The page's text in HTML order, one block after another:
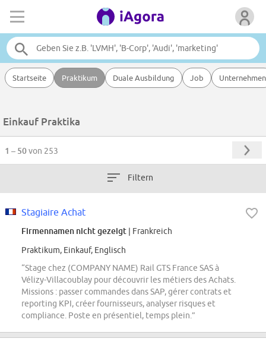
Startseite Praktikum Duale Ausbildung Job Unternehmen
Einkauf Praktika
1 – 50von 253
Filtern
Stagiaire Achat
Firmennamen nicht gezeigt | Frankreich
Praktikum, Einkauf, Englisch
“Stage chez (COMPANY NAME) Rail GTS France SAS à
Vélizy-Villacoublay pour découvrir les métiers des Achats.
Missions : passer commandes dans SAP, gérer contrats et
reporting KPI, créer fournisseurs, analyser risques et
compliance. Poste en présentiel, temps plein.”